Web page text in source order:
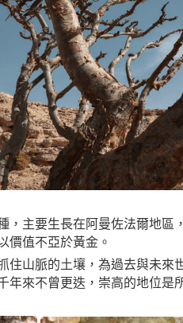
主要生長在阿曼佐法爾地
價值不亞於黃金。
山脈的土壤，為過去與未
來不曾更迭，崇高的地位是